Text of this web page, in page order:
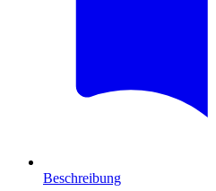
Beschreibung